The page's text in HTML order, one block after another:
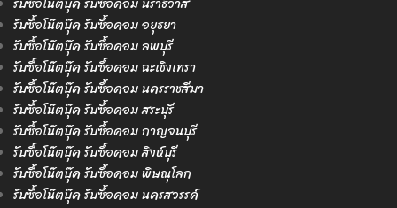
รับซื้อโน๊ตบุ๊ค รับซื้อคอม อยุธยา
รับซื้อโน๊ตบุ๊ค รับซื้อคอม ลพบุรี
รับซื้อโน๊ตบุ๊ค รับซื้อคอม ฉะเชิงเทรา
รับซื้อโน๊ตบุ๊ค รับซื้อคอม นครราชสีมา
รับซื้อโน๊ตบุ๊ค รับซื้อคอม สระบุรี
รับซื้อโน๊ตบุ๊ค รับซื้อคอม กาญจนบุรี
รับซื้อโน๊ตบุ๊ค รับซื้อคอม สิงห์บุรี
รับซื้อโน๊ตบุ๊ค รับซื้อคอม พิษณุโลก
รับซื้อโน๊ตบุ๊ค รับซื้อคอม นครสวรรค์